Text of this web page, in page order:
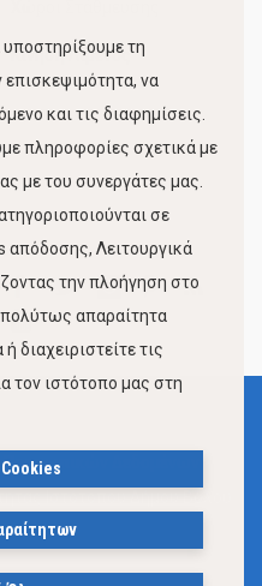
Κίνηση Λιμένος
Προσωπικών Δεδομένων
τη
να
και τις διαφημίσεις.
πληροφορίες σχετικά με
με του συνεργάτες μας.
σε
Λειτουργικά
την πλοήγηση στο
απαραίτητα
διαχειριστείτε τις
τον ιστότοπο μας στη
Cookies